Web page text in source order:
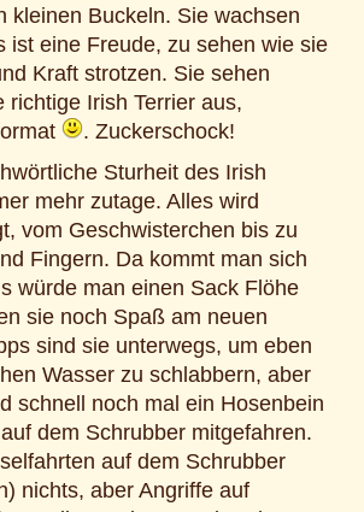
kleinen Buckeln. Sie wachsen
ist eine Freude, zu sehen wie sie
Kraft strotzen. Sie sehen
richtige Irish Terrier aus,
. Zuckerschock!
Sturheit des Irish
mehr zutage. Alles wird
vom Geschwisterchen bis zu
Fingern. Da kommt man sich
würde man einen Sack Flöhe
sie noch Spaß am neuen
sind sie unterwegs, um eben
Wasser zu schlabbern, aber
schnell noch mal ein Hosenbein
dem Schrubber mitgefahren.
auf dem Schrubber
nichts, aber Angriffe auf